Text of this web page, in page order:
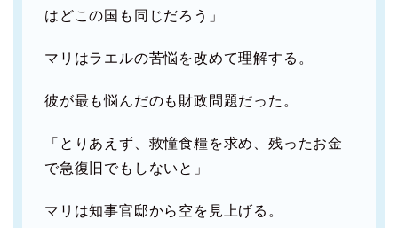
はどこの国も同じだろう」
マリはラエルの苦悩を改めて理解する。
彼が最も悩んだのも財政問題だった。
「とりあえず、救憧食糧を求め、残ったお金
で急復旧でもしないと」
マリは知事官邸から空を見上げる。